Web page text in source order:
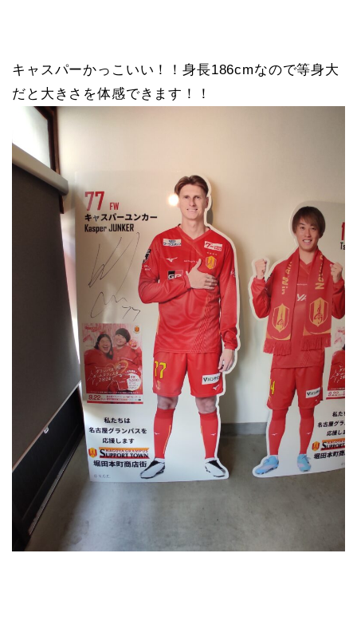
キャスパーかっこいい！！身長186cmなので等身大
だと大きさを体感できます！！